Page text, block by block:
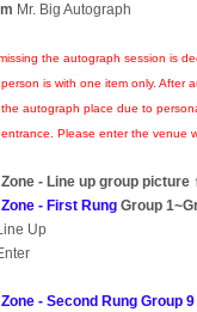
Mr. Big Autograph
the autograph session is
is with one item only. After
autograph place due to
Please enter the venue
- Line up group picture
- First Rung Group
Up
- Second Rung Group 9